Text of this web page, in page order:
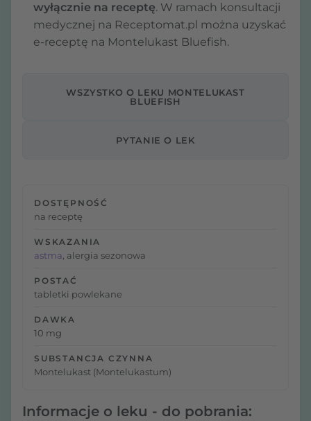
wyłącznie na receptę. W ramach konsultacji
medycznej na Receptomat.pl można uzyskać
e-receptę na Montelukast Bluefish.
WSZYSTKO O LEKU MONTELUKAST
BLUEFISH
PYTANIE O LEK
DOSTĘPNOŚĆ
na receptę
WSKAZANIA
astma , alergia sezonowa
POSTAĆ
tabletki powlekane
DAWKA
10 mg
SUBSTANCJA CZYNNA
Montelukast (Montelukastum)
Informacje o leku - do pobrania: